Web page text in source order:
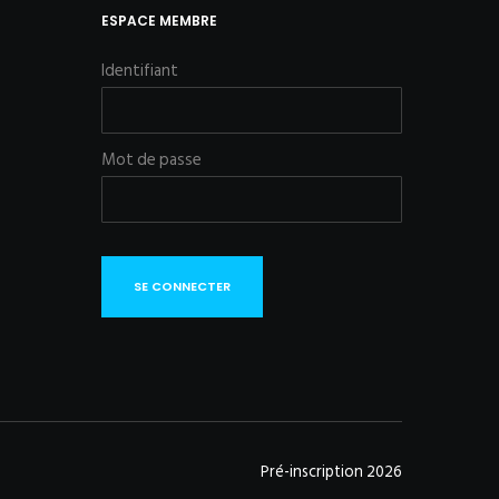
ESPACE MEMBRE
Identifiant
Mot de passe
SE CONNECTER
Pré-inscription 2026